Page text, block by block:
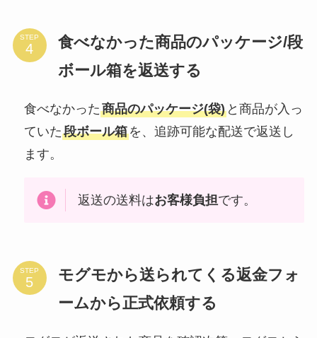
STEP
食べなかった商品のパッケージ/段
ボール箱を返送する
食べなかった商品のパッケージ(袋)と商品が入っ
ていた段ボール箱を、追跡可能な配送で返送し
ます。
返送の送料はお客様負担です。
STEP
モグモから送られてくる返金フォ
ームから正式依頼する